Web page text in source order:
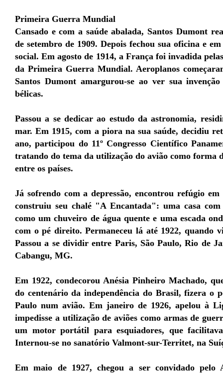
Primeira Guerra Mundial
Cansado e com a saúde abalada, Santos Dumont
de setembro de 1909. Depois fechou sua oficina e
social. Em agosto de 1914, a França foi invadida
da Primeira Guerra Mundial. Aeroplanos
Santos Dumont amargurou-se ao ver sua
bélicas.
Passou a se dedicar ao estudo da astronomia,
mar. Em 1915, com a piora na sua saúde, decidiu
ano, participou do 11º Congresso Científico
tratando do tema da utilização do avião como forma
entre os países.
Já sofrendo com a depressão, encontrou refúgio
construiu seu chalé "A Encantada": uma casa com
como um chuveiro de água quente e uma escada
com o pé direito. Permaneceu lá até 1922, quando
Passou a se dividir entre Paris, São Paulo, Rio de
Cabangu, MG.
Em 1922, condecorou Anésia Pinheiro Machado,
do centenário da independência do Brasil, fizera o
Paulo num avião. Em janeiro de 1926, apelou à
impedisse a utilização de aviões como armas de
um motor portátil para esquiadores, que
Internou-se no sanatório Valmont-sur-Territet, na
Em maio de 1927, chegou a ser convidado pelo